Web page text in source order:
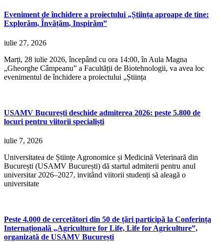
Eveniment de închidere a proiectului „Știința aproape de tine:
Explorăm, Învățăm, Inspirăm”
iulie 27, 2026
Marți, 28 iulie 2026, începând cu ora 14:00, în Aula Magna
„Gheorghe Câmpeanu” a Facultății de Biotehnologii, va avea loc
evenimentul de închidere a proiectului „Știința
USAMV București deschide admiterea 2026: peste 5.800 de
locuri pentru viitorii specialiști
iulie 7, 2026
Universitatea de Științe Agronomice și Medicină Veterinară din
București (USAMV București) dă startul admiterii pentru anul
universitar 2026–2027, invitând viitorii studenți să aleagă o
universitate
Peste 4.000 de cercetători din 50 de țări participă la Conferința
Internațională „Agriculture for Life, Life for Agriculture”,
organizată de USAMV București